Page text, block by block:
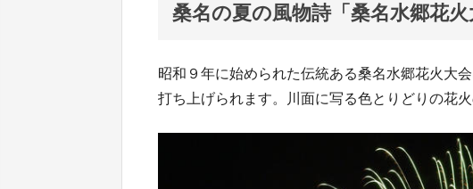
桑名の夏の風物詩「桑名水郷花火
昭和９年に始められた伝統ある桑名水郷花火大
打ち上げられます。川面に写る色とりどりの花